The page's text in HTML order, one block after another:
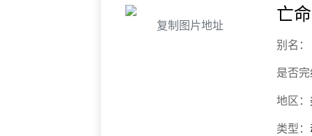
复制图片地址
亡
别名：
是否
地区：
类型：